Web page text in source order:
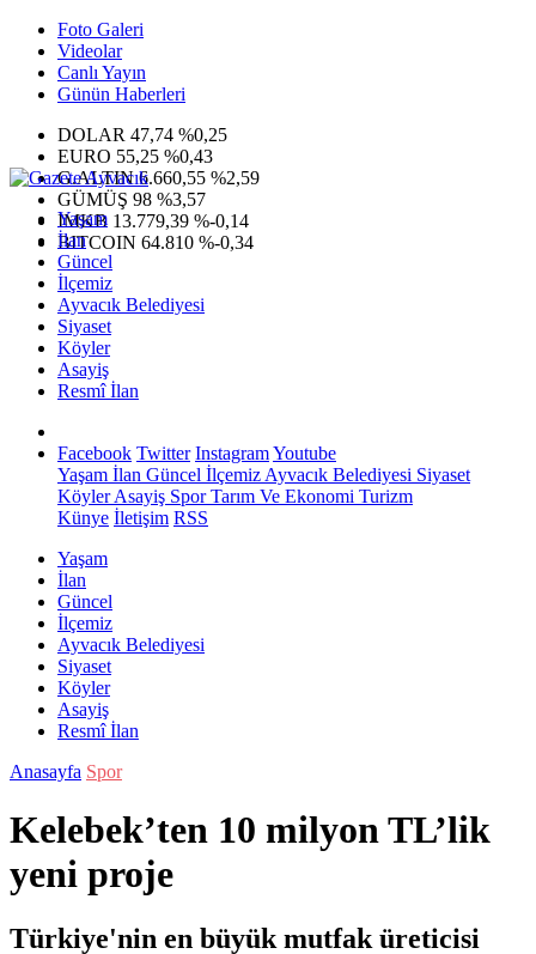
Foto Galeri
Videolar
Canlı Yayın
Günün Haberleri
DOLAR 47,74 %0,25
EURO 55,25 %0,43
G.ALTIN6.660,55 %2,59
GÜMÜŞ 98 %3,57
IMKB 13.779,39 %-0,14
BITCOIN 64.810 %-0,34
Yaşam
İlan
Güncel
İlçemiz
Ayvacık Belediyesi
Siyaset
Köyler
Asayiş
Resmî İlan
Facebook Twitter InstagramYoutube
Yaşam İlan Güncel İlçemiz Ayvacık Belediyesi Siyaset
KöylerAsayiş SporTarım Ve Ekonomi Turizm
Künye İletişim RSS
Yaşam
İlan
Güncel
İlçemiz
Ayvacık Belediyesi
Siyaset
Köyler
Asayiş
Resmî İlan
Anasayfa Spor
Kelebek’ten 10 milyon TL’lik
yeni proje
Türkiye'nin en büyük mutfak üreticisi